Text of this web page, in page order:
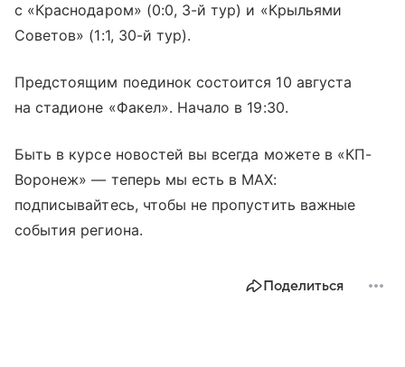
с «Краснодаром» (0:0, 3-й тур) и «Крыльями
Советов» (1:1, 30-й тур).
Предстоящим поединок состоится 10 августа
на стадионе «Факел». Начало в 19:30.
Быть в курсе новостей вы всегда можете в «КП-
Воронеж» — теперь мы есть в МАХ:
подписывайтесь, чтобы не пропустить важные
события региона.
Поделиться